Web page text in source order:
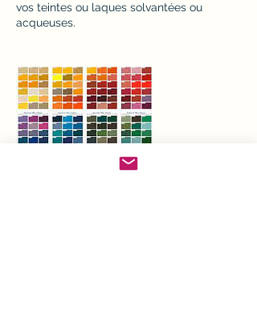
vos teintes ou laques solvantées ou
acqueuses.